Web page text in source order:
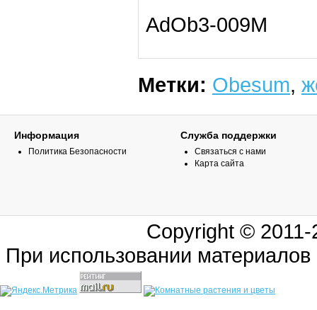
AdOb3-009M
Метки: Obesum,
Информация
Политика Безопасности
Служба поддержки
Связаться с нами
Карта сайта
Copyright ©
При использовании